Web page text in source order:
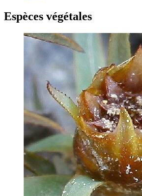
Espèces végétales